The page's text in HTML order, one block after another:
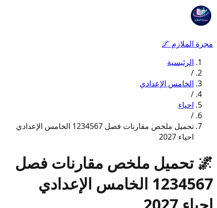
مجرة الملازم 🌌
الرئيسية
/
الخامس الإعدادي
/
احياء
/
تحميل ملخص مقارنات فصل 1234567 الخامس الإعدادي
احياء 2027
🌌 تحميل ملخص مقارنات فصل
1234567 الخامس الإعدادي